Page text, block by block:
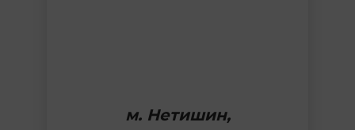
м. Нетишин,